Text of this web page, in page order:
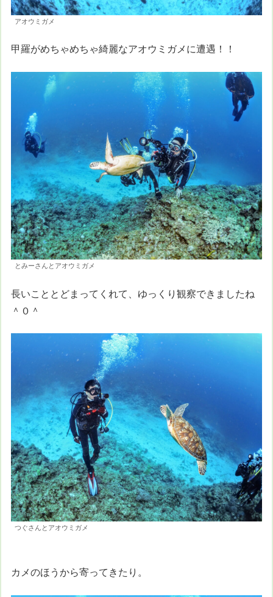
アオウミガメ
甲羅がめちゃめちゃ綺麗なアオウミガメに遭遇！！
とみーさんとアオウミガメ
長いこととどまってくれて、ゆっくり観察できましたね
＾０＾
つぐさんとアオウミガメ
カメのほうから寄ってきたり。